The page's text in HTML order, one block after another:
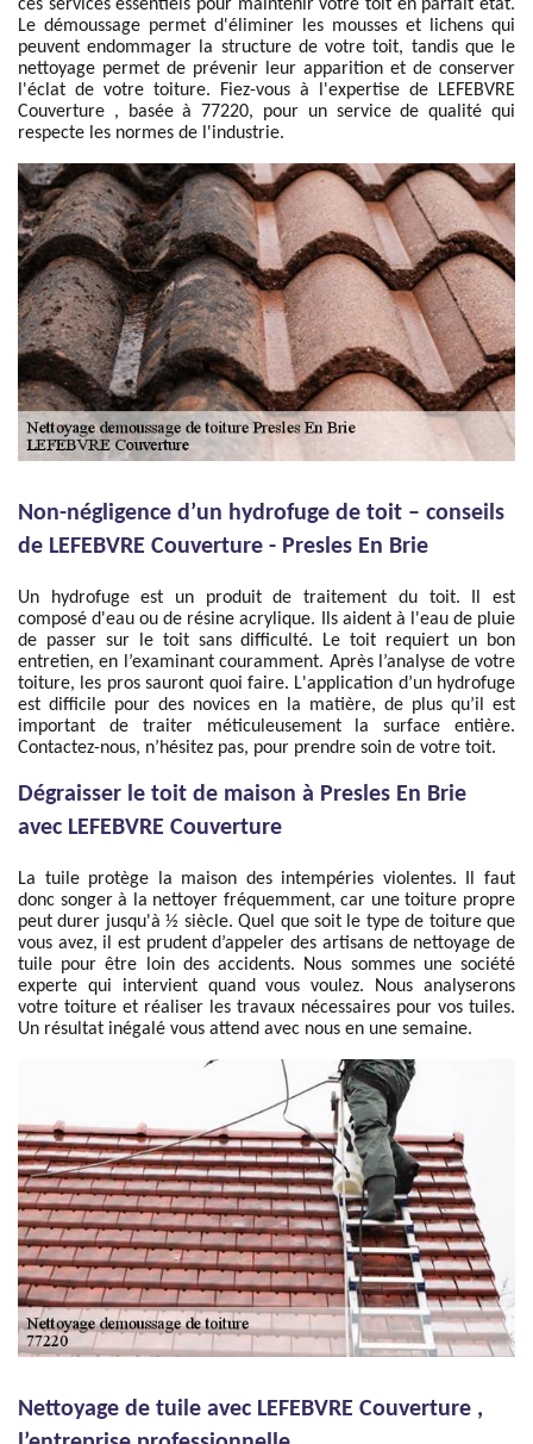
ces services essentiels pour maintenir votre toit en parfait état.
Le démoussage permet d'éliminer les mousses et lichens qui
peuvent endommager la structure de votre toit, tandis que le
nettoyage permet de prévenir leur apparition et de conserver
l'éclat de votre toiture. Fiez-vous à l'expertise de LEFEBVRE
Couverture , basée à 77220, pour un service de qualité qui
respecte les normes de l'industrie.
Non-négligence d’un hydrofuge de toit – conseils
de LEFEBVRE Couverture - Presles En Brie
Un hydrofuge est un produit de traitement du toit. Il est
composé d'eau ou de résine acrylique. Ils aident à l'eau de pluie
de passer sur le toit sans difficulté. Le toit requiert un bon
entretien, en l’examinant couramment. Après l’analyse de votre
toiture, les pros sauront quoi faire. L'application d’un hydrofuge
est difficile pour des novices en la matière, de plus qu’il est
important de traiter méticuleusement la surface entière.
Contactez-nous, n’hésitez pas, pour prendre soin de votre toit.
Dégraisser le toit de maison à Presles En Brie
avec LEFEBVRE Couverture
La tuile protège la maison des intempéries violentes. Il faut
donc songer à la nettoyer fréquemment, car une toiture propre
peut durer jusqu'à ½ siècle. Quel que soit le type de toiture que
vous avez, il est prudent d’appeler des artisans de nettoyage de
tuile pour être loin des accidents. Nous sommes une société
experte qui intervient quand vous voulez. Nous analyserons
votre toiture et réaliser les travaux nécessaires pour vos tuiles.
Un résultat inégalé vous attend avec nous en une semaine.
Nettoyage de tuile avec LEFEBVRE Couverture ,